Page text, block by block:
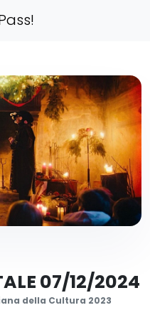
07/12/2024
della Cultura 2023